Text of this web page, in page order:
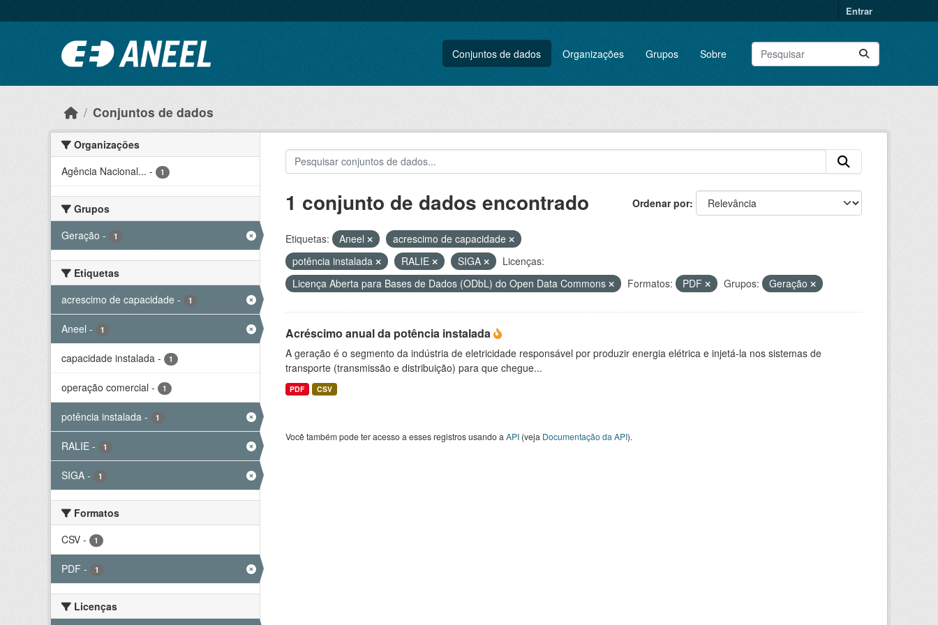
Entrar
Conjuntos de dados Organizações Grupos Sobre
Conjuntos de dados
Organizações
Agência Nacional... - 1
Grupos
Geração - 1
Etiquetas
acrescimo de capacidade - 1
Aneel - 1
capacidade instalada - 1
operação comercial - 1
potência instalada - 1
RALIE - 1
SIGA - 1
Formatos
CSV - 1
PDF - 1
Licenças
Ordenar por
1 conjunto de dados encontrado
Etiquetas: Aneel
acrescimo de capacidade
potência instalada
RALIE SIGA
Licenças:
Licença Aberta para Bases de Dados (ODbL) do Open Data Commons
Formatos: PDF Grupos: Geração
Acréscimo anual da potência instalada
A geração é o segmento da indústria de eletricidade responsável por produzir energia elétrica e injetá-la nos sistemas de
transporte (transmissão e distribuição) para que chegue...
PDF CSV
Você também pode ter acesso a esses registros usando a API(veja Documentação da API).